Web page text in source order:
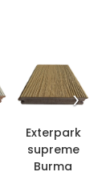
Exterpark
supreme
Burma
›